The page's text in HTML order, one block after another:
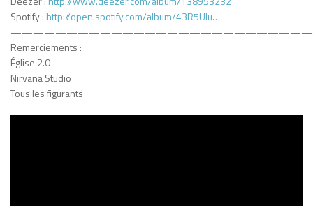
Spotify : http://open.spotify.com/album/43R5UIu…
Remerciements :
Église 2.0
Nirvana Studio
Tous les figurants